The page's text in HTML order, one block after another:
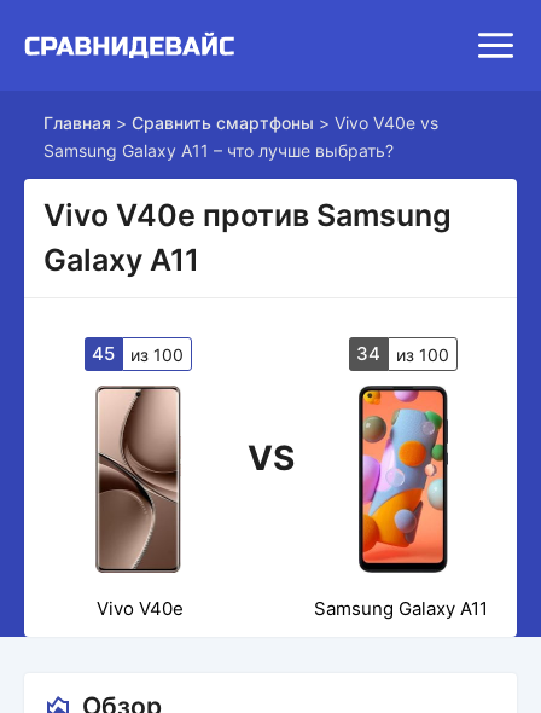
Главная > Сравнить смартфоны > Vivo V40e vs
Samsung Galaxy A11 – что лучше выбрать?
Vivo V40e против Samsung
Galaxy A11
45 из 100
VS
34 из 100
Vivo V40e Samsung Galaxy A11
Обзор